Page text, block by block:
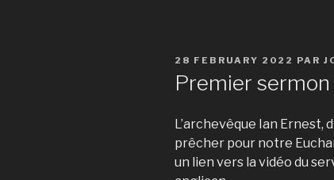
PUBLIÉ
28 FEBRUARY 2022 PAR
Premier
L’archevêque Ian Ernest,
prêcher pour notre
un lien vers la vidéo du